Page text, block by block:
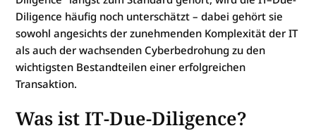
Diligence häufig noch unterschätzt – dabei gehört sie
sowohl angesichts der zunehmenden Komplexität der IT
als auch der wachsenden Cyberbedrohung zu den
wichtigsten Bestandteilen einer erfolgreichen
Transaktion.
Was ist IT-Due-Diligence?